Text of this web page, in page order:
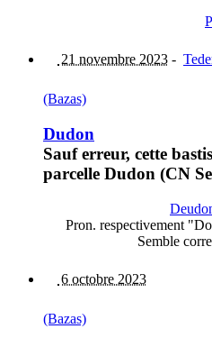
21 novembre 2023 -
(Bazas)
Dudon
Sauf erreur, cette
parcelle Dudon (CN
Pron. respectivement
Semble
6 octobre 2023
(Bazas)